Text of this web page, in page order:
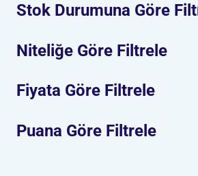
Stok Durumuna Göre
Niteliğe Göre Filtrele
Fiyata Göre Filtrele
Puana Göre Filtrele